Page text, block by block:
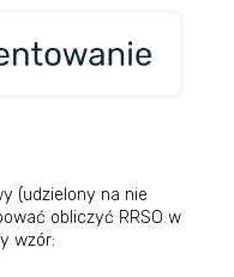
(udzielony na nie
obliczyć RRSO w
wzór: